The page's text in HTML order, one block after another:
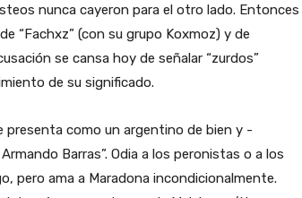
nunca cayeron para el otro lado. Entonces
“Fachxz” (con su grupo Koxmoz) y de
se cansa hoy de señalar “zurdos”
de su significado.
presenta como un argentino de bien y -
Barras”. Odia a los peronistas o a los
pero ama a Maradona incondicionalmente.